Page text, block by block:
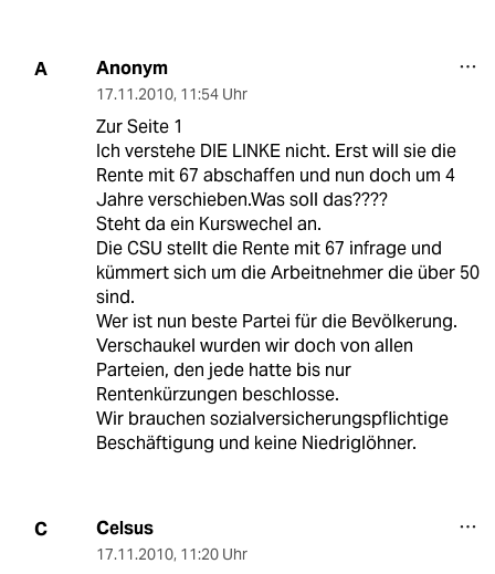
A Anonym
17.11.2010, 11:54 Uhr
Zur Seite 1
Ich verstehe DIE LINKE nicht. Erst will sie die
Rente mit 67 abschaffen und nun doch um 4
Jahre verschieben.Was soll das????
Steht da ein Kurswechel an.
Die CSU stellt die Rente mit 67 infrage und
kümmert sich um die Arbeitnehmer die über 50
sind.
Wer ist nun beste Partei für die Bevölkerung.
Verschaukel wurden wir doch von allen
Parteien, den jede hatte bis nur
Rentenkürzungen beschlosse.
Wir brauchen sozialversicherungspflichtige
Beschäftigung und keine Niedriglöhner.
C Celsus
17.11.2010, 11:20 Uhr